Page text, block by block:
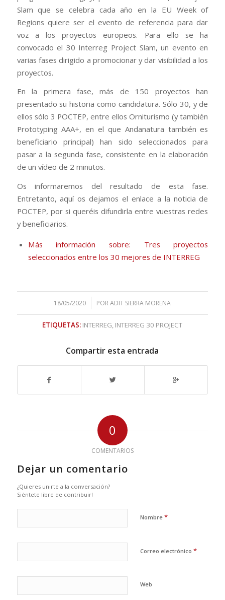
Slam que se celebra cada año en la EU Week of
Regions quiere ser el evento de referencia para dar
voz a los proyectos europeos. Para ello se ha
convocado el 30 Interreg Project Slam, un evento en
varias fases dirigido a promocionar y dar visibilidad a los
proyectos.
En la primera fase, más de 150 proyectos han
presentado su historia como candidatura. Sólo 30, y de
ellos sólo 3 POCTEP, entre ellos Orniturismo (y también
Prototyping AAA+, en el que Andanatura también es
beneficiario principal) han sido seleccionados para
pasar a la segunda fase, consistente en la elaboración
de un vídeo de 2 minutos.
Os informaremos del resultado de esta fase.
Entretanto, aquí os dejamos el enlace a la noticia de
POCTEP, por si queréis difundirla entre vuestras redes
y beneficiarios.
Más información sobre: Tres proyectos
seleccionados entre los 30 mejores de INTERREG
18/05/2020
/ PORADIT SIERRA MORENA
ETIQUETAS: INTERREG, INTERREG 30 PROJECT
Compartir esta entrada
0
COMENTARIOS
Dejar un comentario
¿Quieres unirte a la conversación?
Siéntete libre de contribuir!
Nombre *
Correo electrónico *
Web